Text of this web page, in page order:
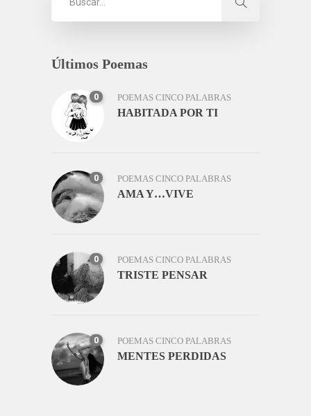
Últimos Poemas
0 POEMAS CINCO PALABRAS
HABITADA POR TI
0 POEMAS CINCO PALABRAS
AMA Y…VIVE
0 POEMAS CINCO PALABRAS
TRISTE PENSAR
0 POEMAS CINCO PALABRAS
MENTES PERDIDAS